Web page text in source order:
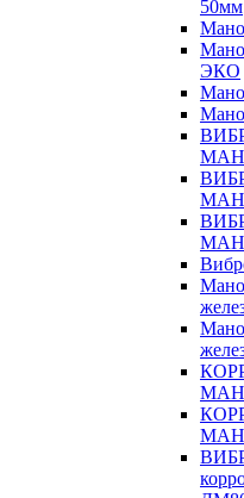
50мм
ЭКО